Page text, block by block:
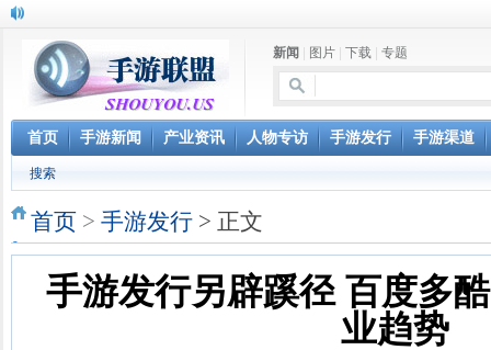
新闻 图片 下载 专题
首页 手游新闻 产业资讯 人物专访 手游发行 手游渠道
搜索
首页 > 手游发行 > 正文
手游发行另辟蹊径 百度多
业趋势